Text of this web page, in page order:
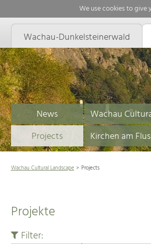
We use cookies to give
Wachau-Dunkelsteinerwald
News Wachau
Projects
Kirchen am
Wachau Cultural Landscape Projects
Projekte
Filter: